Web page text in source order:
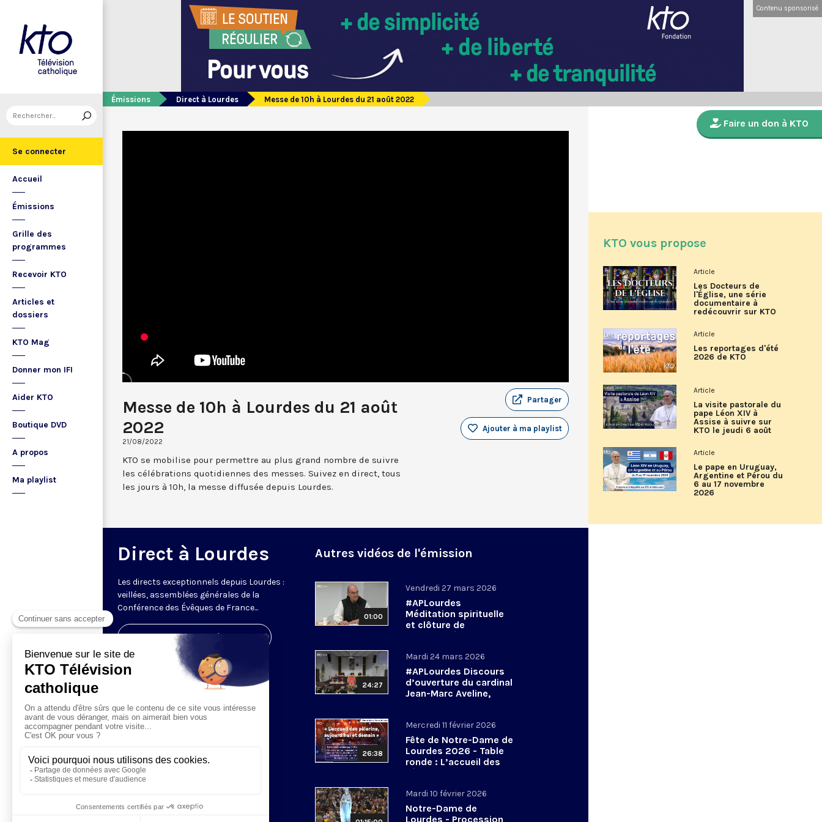
Se connecter
Accueil
Émissions
Grille des
programmes
Recevoir KTO
Articles et
dossiers
KTO Mag
Donner mon IFI
Aider KTO
Boutique DVD
A propos
Ma playlist
Contenu sponsorisé
Émissions Direct à Lourdes Messe de 10h à Lourdes du 21 août 2022
Messe de 10h à Lourdes du 21 août
2022
21/08/2022
Partager
Ajouter à ma playlist
KTO se mobilise pour permettre au plus grand nombre de suivre
les célébrations quotidiennes des messes. Suivez en direct, tous
les jours à 10h, la messe diffusée depuis Lourdes.
Direct à Lourdes
Les directs exceptionnels depuis Lourdes :
veillées, assemblées générales de la
Conférence des Évêques de France...
Visiter la page de l'émission
Autres vidéos de l'émission
01:00
Vendredi 27 mars 2026
#APLourdes
Méditation spirituelle
et clôture de
l’Assemblée des
mars 2026
24:27
Mardi 24 mars 2026
#APLourdes Discours
d’ouverture du cardinal
Jean-Marc Aveline,
président de la CEF -
26:38
Mercredi 11 février 2026
Fête de Notre-Dame de
Lourdes 2026 - Table
ronde : L’accueil des
pèlerins, aujourd’hui et
Mardi 10 février 2026
Notre-Dame de
Lourdes - Procession
Faire un don à KTO
KTO vous propose
Article
Les Docteurs de
l'Église, une série
documentaire à
redécouvrir sur KTO
Article
Les reportages d'été
2026 de KTO
Article
La visite pastorale du
pape Léon XIV à
Assise à suivre sur
KTO le jeudi 6 août
Article
Le pape en Uruguay,
Argentine et Pérou du
6 au 17 novembre
2026